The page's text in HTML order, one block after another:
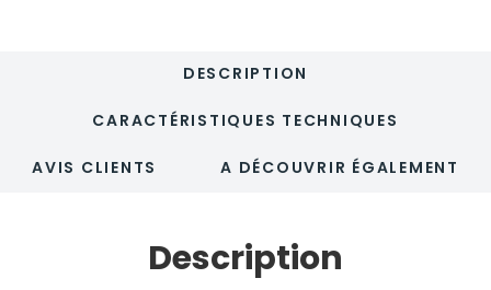
DESCRIPTION
CARACTÉRISTIQUES TECHNIQUES
AVIS CLIENTS A DÉCOUVRIR ÉGALEMENT
Description